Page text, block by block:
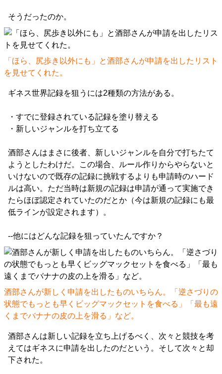
そうだったのか。
「ほら、尻歩き以外にも」と酒部さんが申請を出したリスト
を見せてくれた。
ギネス世界記録を狙うには2種類の方法がある。
・すでに登録されている記録を塗り替える
・新しいジャンルを打ち立てる
酒部さんはまさに後者、新しいジャンルを自分で打ちたて
ようとしたわけだ。この場合、ルール作りからやらないと
いけないので既存の記録に挑戦するよりも申請時のハード
ルは高い。ただ当時は新規の記録は申請が通って実施でき
たらほぼ認定されていたのだとか（今は新規の記録にも最
低ラインが設定されます）。
--他にはどんな記録を狙っていたんですか？
酒部さんが新しく申請を出したものいちらん。「逆さづりの
状態でもっとも早くビッグマックセットを食べる」「最も遠
くまでバナナの皮の上を滑る」など。
酒部さんは新しい記録を立ち上げるべく、次々と競技を考
えてはギネスに申請を出したのだという。そして次々と却
下された。